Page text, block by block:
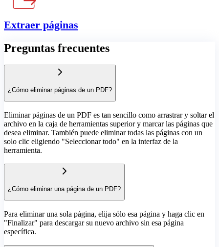
Extraer páginas
Preguntas frecuentes
¿Cómo eliminar páginas de un PDF?
Eliminar páginas de un PDF es tan sencillo como arrastrar y soltar el
archivo en la caja de herramientas superior y marcar las páginas que
desea eliminar. También puede eliminar todas las páginas con un
solo clic eligiendo "Seleccionar todo" en la interfaz de la
herramienta.
¿Cómo eliminar una página de un PDF?
Para eliminar una sola página, elija sólo esa página y haga clic en
"Finalizar" para descargar su nuevo archivo sin esa página
específica.